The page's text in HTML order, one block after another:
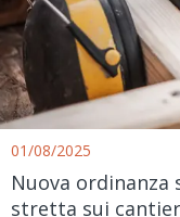
01/08/2025
Nuova
stretta sui